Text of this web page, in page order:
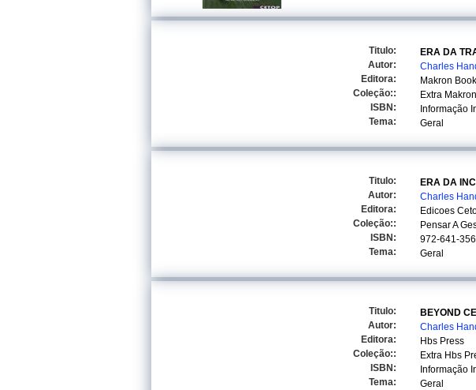
Titulo:
ERA DA
Autor:
Charles
Editora:
Makron
Coleção::
Extra
ISBN:
Informação
Tema:
Geral
Titulo:
ERA DA
Autor:
Charles
Editora:
Edicoes
Coleção::
Pensar A
ISBN:
972-641-
Tema:
Geral
Titulo:
BEYOND
Autor:
Charles
Editora:
Hbs Press
Coleção::
Extra Hbs
ISBN:
Informação
Tema:
Geral